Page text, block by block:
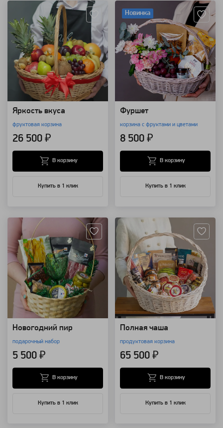
Яркость вкуса
фруктовая корзина
26 500 ₽
Купить в 1 клик
В корзину
Новинка
Фуршет
корзина с фруктами и цветами
8 500 ₽
Купить в 1 клик
В корзину
Новогодний пир
подарочный набор
5 500 ₽
Купить в 1 клик
В корзину
Полная чаша
продуктовая корзина
65 500 ₽
Купить в 1 клик
В корзину